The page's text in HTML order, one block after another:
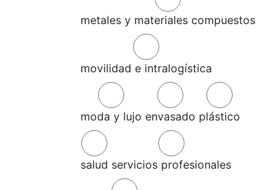
metales y materiales compuestos
movilidad e intralogística
moda y lujo envasado plástico
salud servicios profesionales